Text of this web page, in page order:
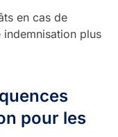
en cas de
plus
pour les